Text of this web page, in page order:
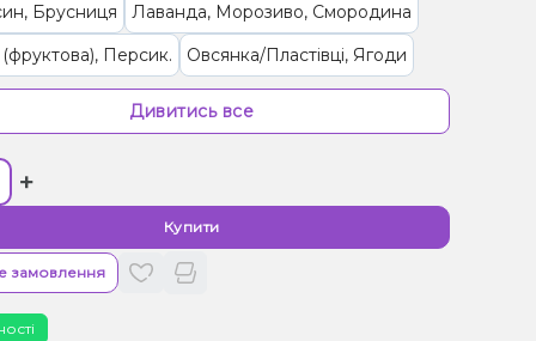
Брусниця
Лаванда, Морозиво, Смородина
Персик.
Овсянка/Пластівці, Ягоди
Ягоди
Ягоди
Кокос, Горіх, Вершки/Крем
Лайм, Чізкейк
Смородина
Ягоди
Малина
Апельсин, Манго, Персик
Чай
Дивитись все
+
Купити
замовлення